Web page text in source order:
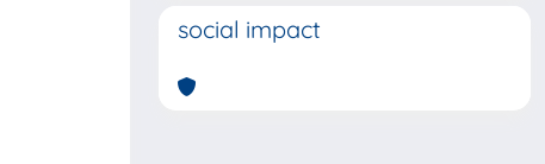
social impact